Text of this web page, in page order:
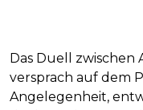
Das Duell zwischen
versprach auf dem
Angelegenheit,